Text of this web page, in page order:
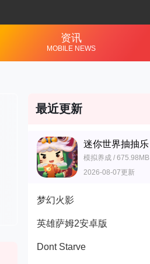
资讯
MOBILE NEWS
最近更新
迷你世界抽抽乐
模拟养成 / 675.98MB
2026-08-07更新
梦幻火影
英雄萨姆2安卓版
Dont Starve